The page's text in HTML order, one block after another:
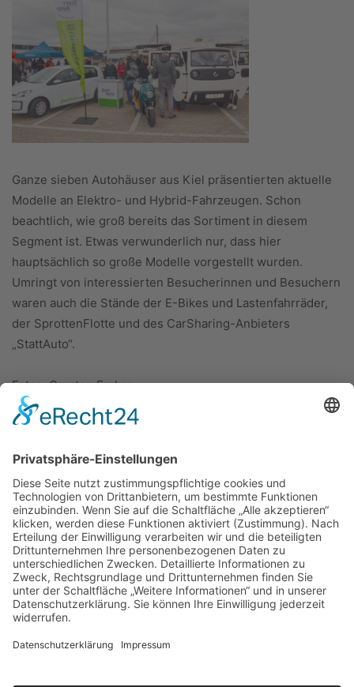
Ganze sieben Autohäuser aus Kiel präsentierten aktuelle
Modelle an Elektro- und Hybrid-Fahrzeugen. Schon
beachtlich, wie groß bereits das Sortiment in diesem
Segment ist. Etwas verwunderlich nur, dass hier
hauptsächlich so große Modelle vorgestellt wurden.
Umringt von interessierten Besucherinnen und Besuchern
waren auch die Stände der E-Bikes und Lastenfahrräder,
der SprottenFlotte und des CarSharing-Anbieters
„StattAuto“.
Fotos: Carsten Frahm
ÜBER UNS
KIEL LOKAL
Carsten Frahm Verlag, Inhaber Carsten Frahm
24113 Kiel